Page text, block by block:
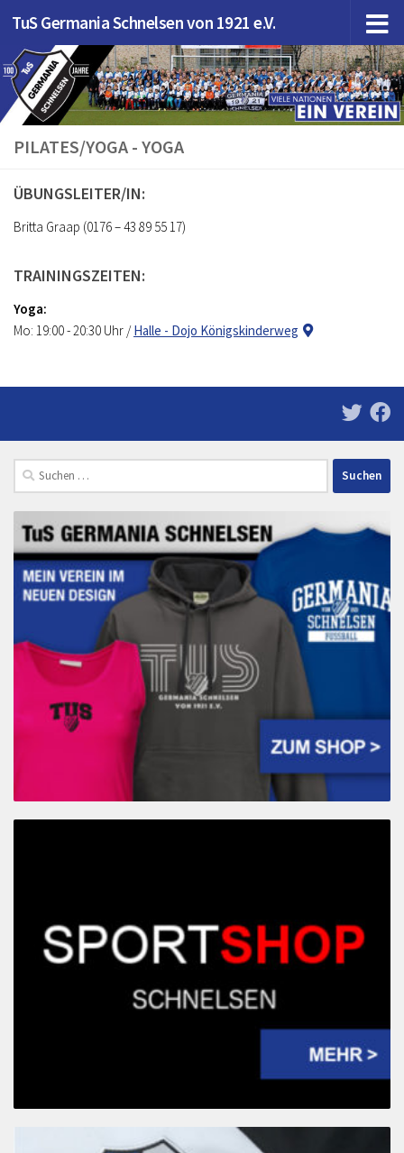
Zum Inhalt springen
TuS Germania Schnelsen von 1921 e.V.
PILATES/YOGA - YOGA
ÜBUNGSLEITER/IN:
Britta Graap (0176 – 43 89 55 17)
TRAININGSZEITEN:
Yoga:
Mo: 19:00 - 20:30 Uhr /Halle - Dojo Königskinderweg
Suchen
nach: